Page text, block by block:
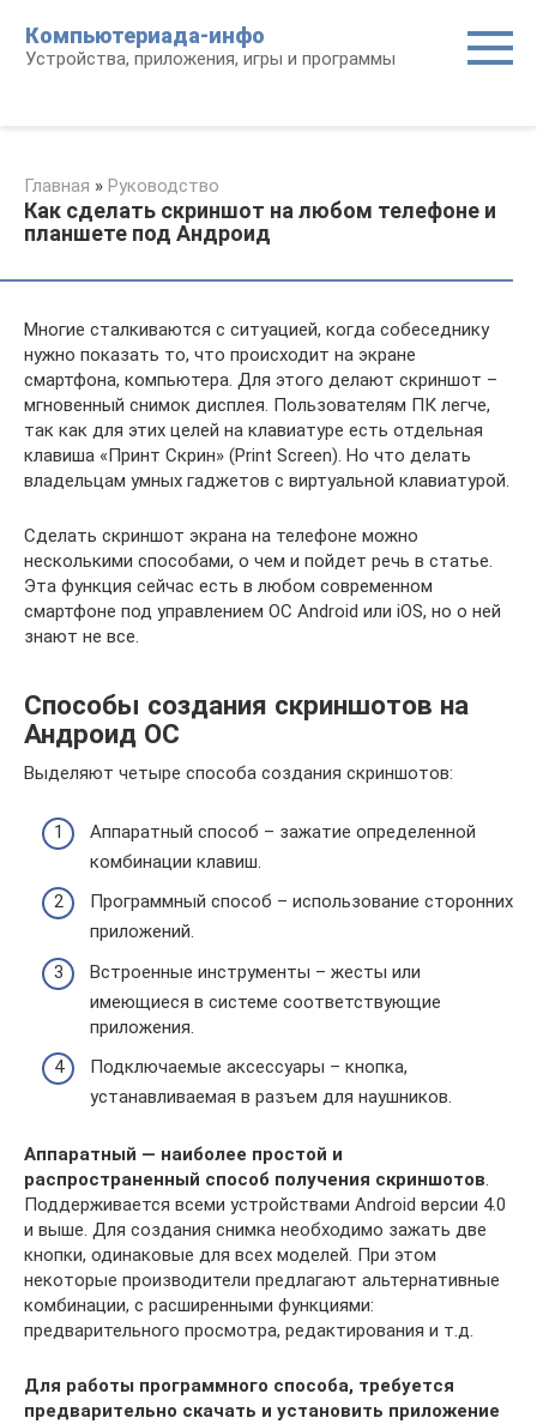
контенту
Компьютериада-инфо
Устройства, приложения, игры и программы
Главная » Руководство
Как сделать скриншот на любом телефоне и
планшете под Андроид
Многие сталкиваются с ситуацией, когда собеседнику
нужно показать то, что происходит на экране
смартфона, компьютера. Для этого делают скриншот –
мгновенный снимок дисплея. Пользователям ПК легче,
так как для этих целей на клавиатуре есть отдельная
клавиша «Принт Скрин» (Print Screen). Но что делать
владельцам умных гаджетов с виртуальной клавиатурой.
Сделать скриншот экрана на телефоне можно
несколькими способами, о чем и пойдет речь в статье.
Эта функция сейчас есть в любом современном
смартфоне под управлением ОС Android или iOS, но о ней
знают не все.
Способы создания скриншотов на
Андроид ОС
Выделяют четыре способа создания скриншотов:
Аппаратный способ – зажатие определенной
комбинации клавиш.
Программный способ – использование сторонних
приложений.
Встроенные инструменты – жесты или
имеющиеся в системе соответствующие
приложения.
Подключаемые аксессуары – кнопка,
устанавливаемая в разъем для наушников.
Аппаратный — наиболее простой и
распространенный способ получения скриншотов.
Поддерживается всеми устройствами Android версии 4.0
и выше. Для создания снимка необходимо зажать две
кнопки, одинаковые для всех моделей. При этом
некоторые производители предлагают альтернативные
комбинации, с расширенными функциями:
предварительного просмотра, редактирования и т.д.
Для работы программного способа, требуется
предварительно скачать и установить приложение